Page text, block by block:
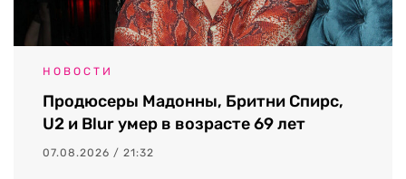
НОВОСТИ
Продюсеры Мадонны, Бритни Спирс,
U2 и Blur умер в возрасте 69 лет
07.08.2026 / 21:32